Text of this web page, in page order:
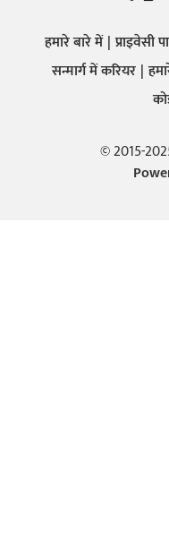
हमारे बारे में प्राइवेसी
सन्मार्ग में करियर
© 2015-